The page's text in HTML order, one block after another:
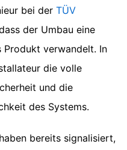
bei der TÜV
der Umbau eine
Produkt verwandelt. In
die volle
und die
des Systems.
bereits signalisiert,